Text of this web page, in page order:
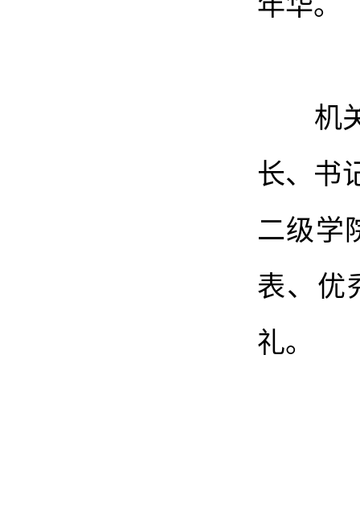
机关
长、书
二级学
表、优
礼。